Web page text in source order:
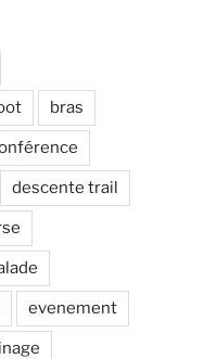
bras
descente trail
evenement